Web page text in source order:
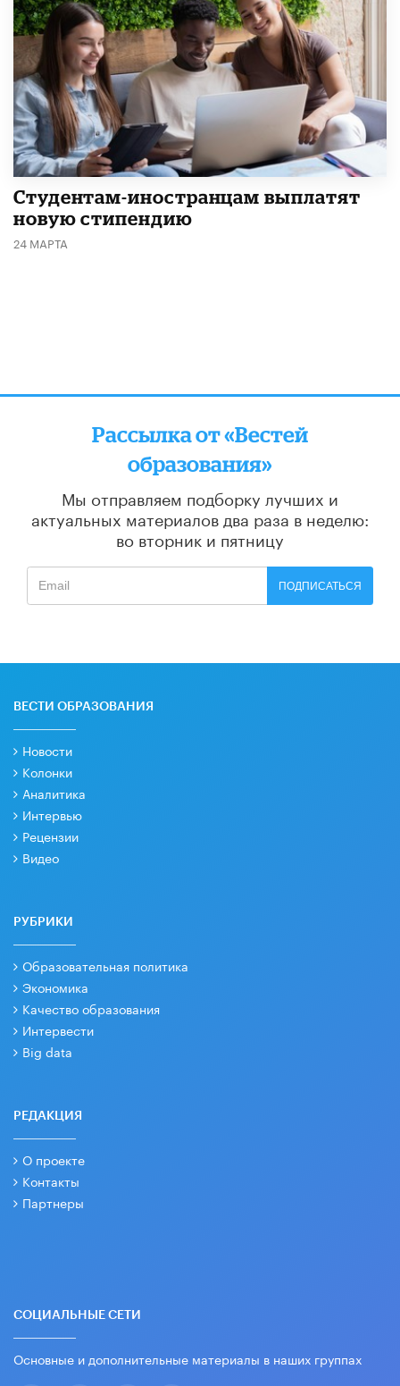
Студентам-иностранцам выплатят
новую стипендию
24 МАРТА
Рассылка от «Вестей
образования»
Мы отправляем подборку лучших и
актуальных материалов два раза в неделю:
во вторник и пятницу
ПОДПИСАТЬСЯ
ВЕСТИ ОБРАЗОВАНИЯ
Новости
Колонки
Аналитика
Интервью
Рецензии
Видео
РУБРИКИ
Образовательная политика
Экономика
Качество образования
Интервести
Big data
РЕДАКЦИЯ
О проекте
Контакты
Партнеры
СОЦИАЛЬНЫЕ СЕТИ
Основные и дополнительные материалы в наших группах